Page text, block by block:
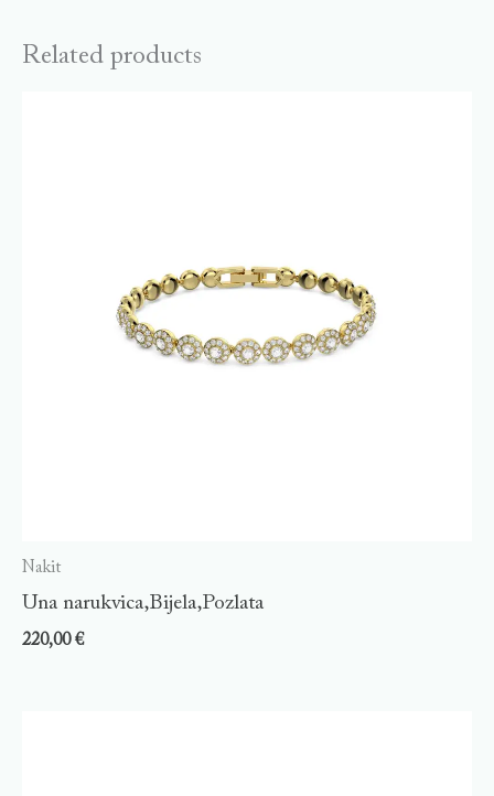
Related products
Nakit
Una narukvica,Bijela,Pozlata
220,00€